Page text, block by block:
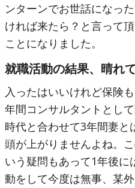
ンターンでお世話になっ
ければ来たら？と言って
ことになりました。
就職活動の結果、晴れ
入ったはいいけれど保険
年間コンサルタントとし
時代と合わせて3年間妻と
頭が上がりませんよね。
いう疑問もあって1年後
動をして今度は無事、某